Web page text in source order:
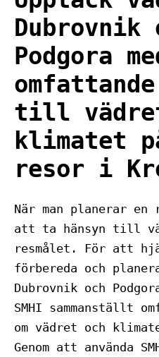
Dubrovnik
Podgora
till
klimatet
resor i
När man planerar
att ta hänsyn till
resmålet. För att
förbereda och
Dubrovnik och
SMHI sammanställt
om vädret och
Genom att använda